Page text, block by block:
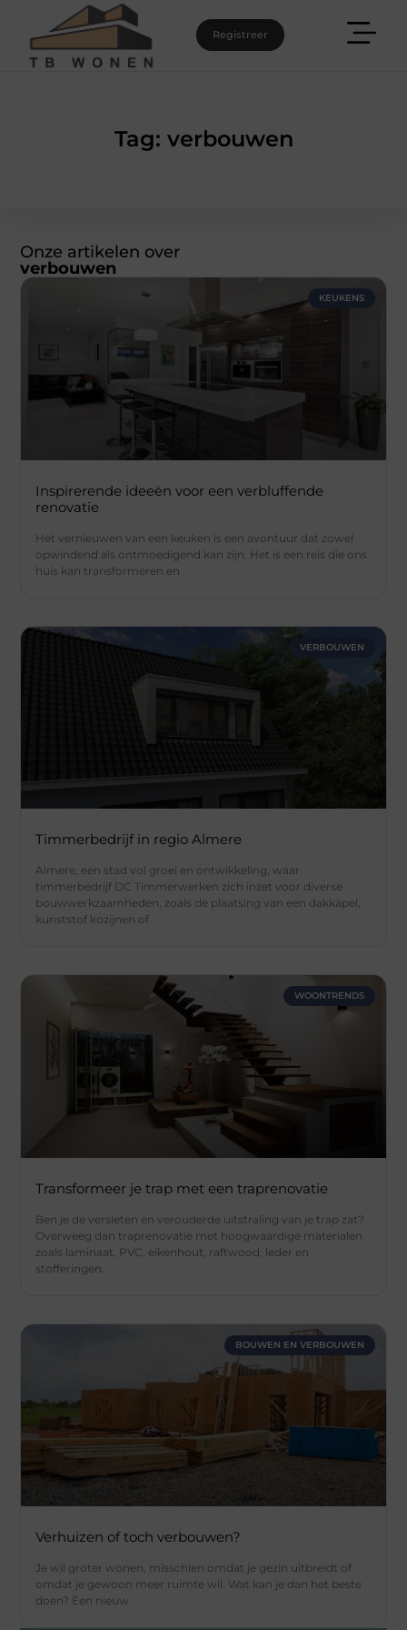
Registreer
Tag: verbouwen
Onze artikelen over
verbouwen
KEUKENS
Inspirerende ideeën voor een verbluffende
renovatie
Het vernieuwen van een keuken is een avontuur dat zowel
opwindend als ontmoedigend kan zijn. Het is een reis die ons
huis kan transformeren en
VERBOUWEN
Timmerbedrijf in regio Almere
Almere, een stad vol groei en ontwikkeling, waar
timmerbedrijf DC Timmerwerken zich inzet voor diverse
bouwwerkzaamheden, zoals de plaatsing van een dakkapel,
kunststof kozijnen of
WOONTRENDS
Transformeer je trap met een traprenovatie
Ben je de versleten en verouderde uitstraling van je trap zat?
Overweeg dan traprenovatie met hoogwaardige materialen
zoals laminaat, PVC, eikenhout, raftwood, leder en
stofferingen.
BOUWEN EN VERBOUWEN
Verhuizen of toch verbouwen?
Je wil groter wonen, misschien omdat je gezin uitbreidt of
omdat je gewoon meer ruimte wil. Wat kan je dan het beste
doen? Een nieuw